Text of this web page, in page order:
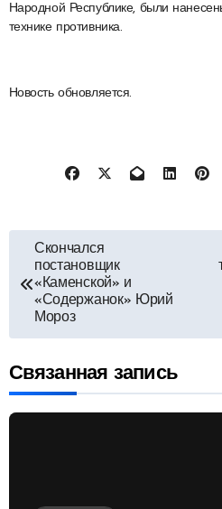
Народной Республике, были
технике противника.
Новость обновляется.
Навигация
по
записям
Скончался
постановщик
«Каменской» и
«Содержанок» Юрий
Мороз
Связанная запись